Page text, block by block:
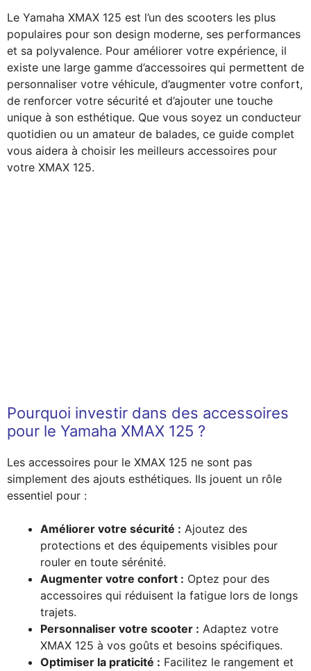
Le Yamaha XMAX 125 est l’un des scooters les plus
populaires pour son design moderne, ses performances
et sa polyvalence. Pour améliorer votre expérience, il
existe une large gamme d’accessoires qui permettent de
personnaliser votre véhicule, d’augmenter votre confort,
de renforcer votre sécurité et d’ajouter une touche
unique à son esthétique. Que vous soyez un conducteur
quotidien ou un amateur de balades, ce guide complet
vous aidera à choisir les meilleurs accessoires pour
votre XMAX 125.
Pourquoi investir dans des accessoires
pour le Yamaha XMAX 125 ?
Les accessoires pour le XMAX 125 ne sont pas
simplement des ajouts esthétiques. Ils jouent un rôle
essentiel pour :
Améliorer votre sécurité : Ajoutez des
protections et des équipements visibles pour
rouler en toute sérénité.
Augmenter votre confort : Optez pour des
accessoires qui réduisent la fatigue lors de longs
trajets.
Personnaliser votre scooter : Adaptez votre
XMAX 125 à vos goûts et besoins spécifiques.
Optimiser la praticité : Facilitez le rangement et